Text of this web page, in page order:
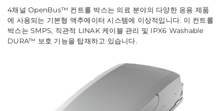
4채널 OpenBus™ 컨트롤 박스는 의료 분야의 다양한 응용 제품
에 사용되는 기본형 액추에이터 시스템에 이상적입니다. 이 컨트롤
박스는 SMPS, 직관적 LINAK 케이블 관리 및 IPX6 Washable
DURA™ 보호 기능을 탑재하고 있습니다.